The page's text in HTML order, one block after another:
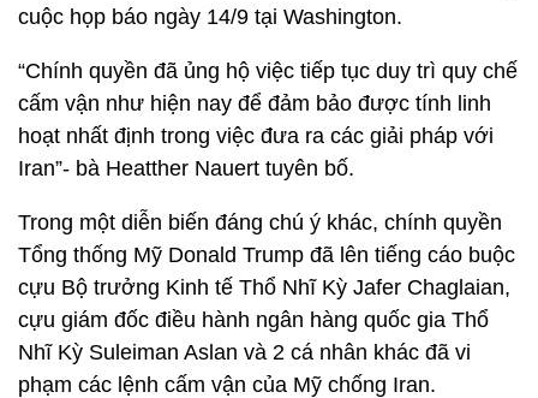
cuộc họp báo ngày 14/9 tại Washington.
“Chính quyền đã ủng hộ việc tiếp tục duy trì quy chế
cấm vận như hiện nay để đảm bảo được tính linh
hoạt nhất định trong việc đưa ra các giải pháp với
Iran”- bà Heatther Nauert tuyên bố.
Trong một diễn biến đáng chú ý khác, chính quyền
Tổng thống Mỹ Donald Trump đã lên tiếng cáo buộc
cựu Bộ trưởng Kinh tế Thổ Nhĩ Kỳ Jafer Chaglaian,
cựu giám đốc điều hành ngân hàng quốc gia Thổ
Nhĩ Kỳ Suleiman Aslan và 2 cá nhân khác đã vi
phạm các lệnh cấm vận của Mỹ chống Iran.